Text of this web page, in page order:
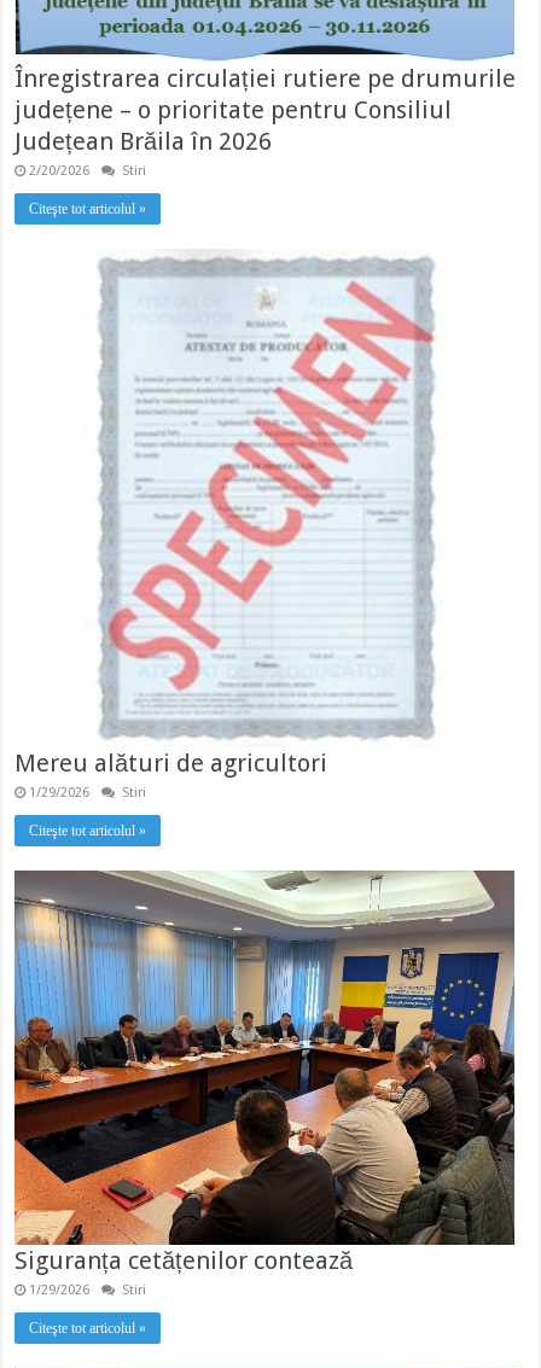
Înregistrarea circulației rutiere pe drumurile
județene – o prioritate pentru Consiliul
Județean Brăila în 2026
2/20/2026 Stiri
Citeşte tot articolul »
Mereu alături de agricultori
1/29/2026 Stiri
Citeşte tot articolul »
Siguranța cetățenilor contează
1/29/2026 Stiri
Citeşte tot articolul »